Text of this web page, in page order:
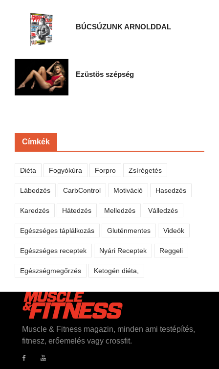
BÚCSÚZUNK ARNOLDDAL
Ezüstös szépség
Címkék
Diéta Fogyókúra Forpro Zsírégetés
Lábedzés CarbControl Motiváció Hasedzés
Karedzés Hátedzés Melledzés Válledzés
Egészséges táplálkozás Gluténmentes Videók
Egészséges receptek Nyári Receptek Reggeli
Egészségmegőrzés Ketogén diéta,
Muscle & Fitness magazin, minden ami testépítés,
fitnesz, erőemelés vagy crossfit.